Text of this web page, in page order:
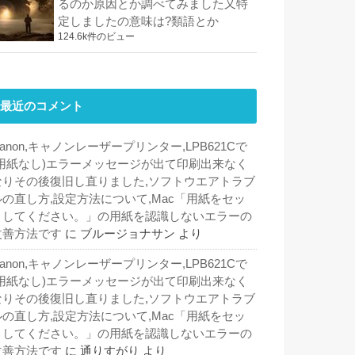
るのか原因とか調べてみました又特
定しましたの意味は?類語とか
124.6k件のビュー
最近のコメント
キャノンレーザープリンター,LPB621Cで
紙なし)エラーメッセージが出て印刷出来なく
りその後復旧し直りました,ソフトウエアトラブ
の直し方,設定方法について,Mac「用紙をセッ
してください。」の用紙を認識しないエラーの
善方法です に ブルージョナサン より
キャノンレーザープリンター,LPB621Cで
紙なし)エラーメッセージが出て印刷出来なく
りその後復旧し直りました,ソフトウエアトラブ
の直し方,設定方法について,Mac「用紙をセッ
してください。」の用紙を認識しないエラーの
善方法です に 通りすがり より